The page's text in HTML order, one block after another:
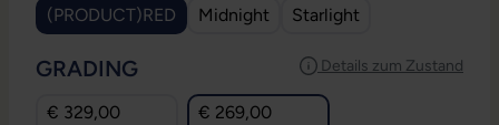
(PRODUCT)RED Midnight Starlight
Details zum Zustand
GRADING
€ 329,00
€ 269,00